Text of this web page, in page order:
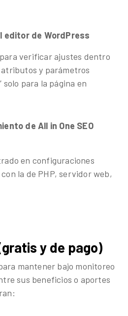
editor de WordPress
verificar ajustes dentro
y parámetros
solo para la página en
de All in One SEO
en configuraciones
la de PHP, servidor web,
y de pago)
mantener bajo monitoreo
sus beneficios o aportes